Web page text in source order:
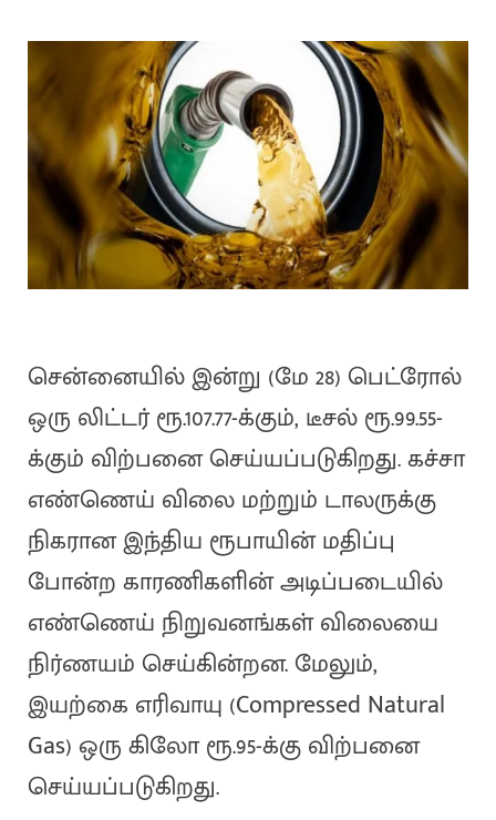
சென்னையில் இன்று (மே 28) பெட்ரோல்
ஒரு லிட்டர் ரூ.107.77-க்கும், டீசல் ரூ.99.55-
க்கும் விற்பனை செய்யப்படுகிறது. கச்சா
எண்ணெய் விலை மற்றும் டாலருக்கு
நிகரான இந்திய ரூபாயின் மதிப்பு
போன்ற காரணிகளின் அடிப்படையில்
எண்ணெய் நிறுவனங்கள் விலையை
நிர்ணயம் செய்கின்றன. மேலும்,
இயற்கை எரிவாயு (Compressed Natural
Gas) ஒரு கிலோ ரூ.95-க்கு விற்பனை
செய்யப்படுகிறது.